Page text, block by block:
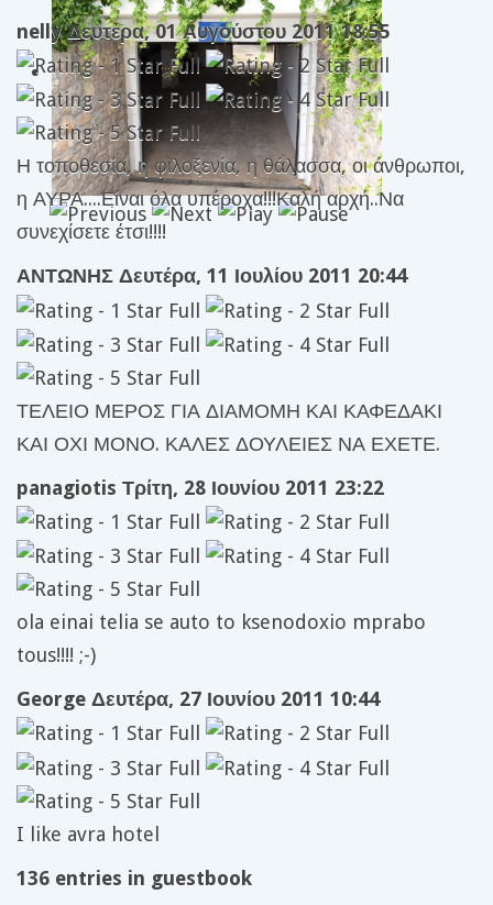
nelly Δευτέρα, 01 Αυγούστου 2011 18:55
Η τοποθεσία, η φιλοξενία, η θάλασσα, οι άνθρωποι,
η ΑΥΡΑ....Είναι όλα υπέροχα!!!Καλή αρχή..Να
συνεχίσετε έτσι!!!!
ΑΝΤΩΝΗΣ Δευτέρα, 11 Ιουλίου 2011 20:44
ΤΕΛΕΙΟ ΜΕΡΟΣ ΓΙΑ ΔΙΑΜΟΜΗ ΚΑΙ ΚΑΦΕΔΑΚΙ
ΚΑΙ ΟΧΙ ΜΟΝΟ. ΚΑΛΕΣ ΔΟΥΛΕΙΕΣ ΝΑ ΕΧΕΤΕ.
panagiotis Τρίτη, 28 Ιουνίου 2011 23:22
ola einai telia se auto to ksenodoxio mprabo
tous!!!! ;-)
George Δευτέρα, 27 Ιουνίου 2011 10:44
I like avra hotel
136 entries in guestbook